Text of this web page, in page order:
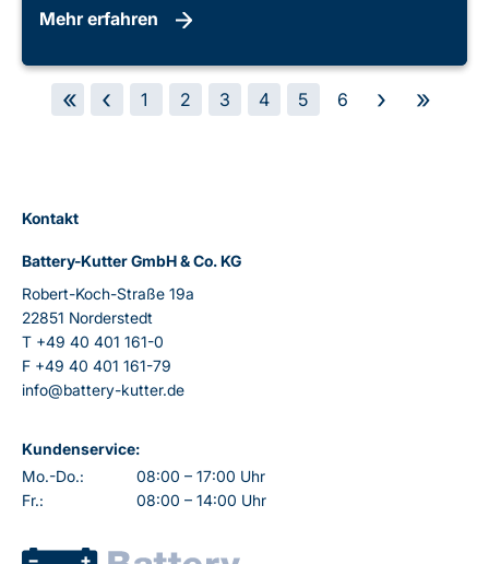
Mehr erfahren
« ‹ 1 2 3 4 5 6 › »
Kontakt
Battery-Kutter GmbH & Co. KG
Robert-Koch-Straße 19a
22851 Norderstedt
T +49 40 401 161-0
F +49 40 401 161-79
info@battery-kutter.de
Kundenservice:
Mo.-Do.:
08:00 – 17:00 Uhr
Fr.:
08:00 – 14:00 Uhr